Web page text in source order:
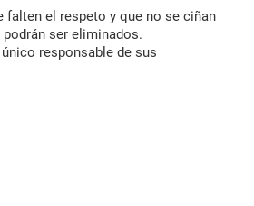
falten el respeto y que no se ciñan
ser eliminados.
responsable de sus